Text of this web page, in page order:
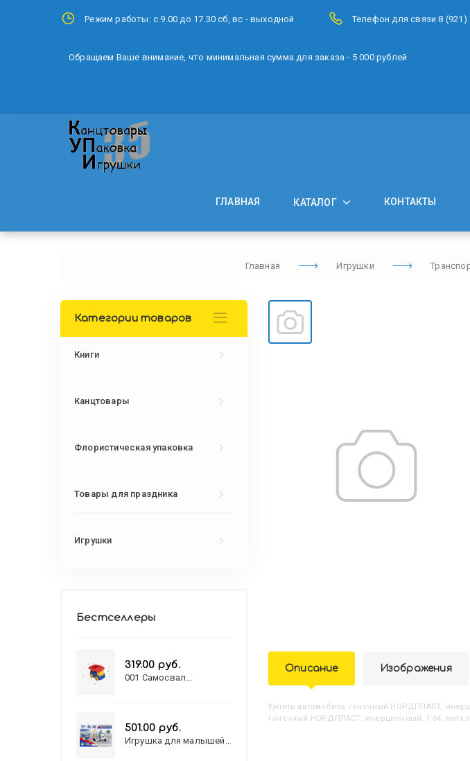
Режим работы: с 9.00 до 17.30 сб, вс - выходной Телефон для связи 8 (921)
Обращаем Ваше внимание, что минимальная сумма для заказа - 5 000 рублей
ГЛАВНАЯ КАТАЛОГ КОНТАКТЫ
Главная Игрушки
Описание Изображения
Купить Автомобиль гоночный НОРДПЛАСТ,
гоночный НОРДПЛАСТ, инерционный, 1:64,
Категории товаров
Книги
Канцтовары
Флористическая упаковка
Товары для праздника
Игрушки
Бестселлеры
319.00 руб.
001 Самосвал
501.00 руб.
Игрушка для малышей